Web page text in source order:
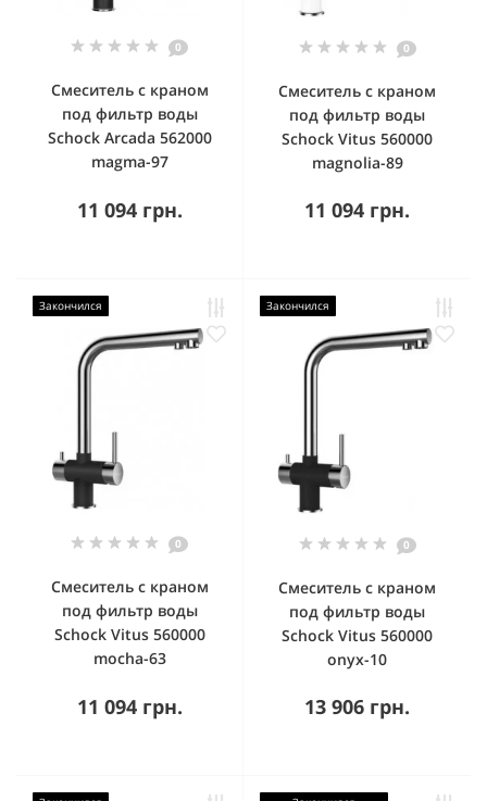
0
Смеситель с краном
под фильтр воды
Schock Arcada 562000
magma-97
11 094 грн.
0
Смеситель с краном
под фильтр воды
Schock Vitus 560000
magnolia-89
11 094 грн.
Закончился
0
Смеситель с краном
под фильтр воды
Schock Vitus 560000
mocha-63
11 094 грн.
Закончился
0
Смеситель с краном
под фильтр воды
Schock Vitus 560000
onyx-10
13 906 грн.